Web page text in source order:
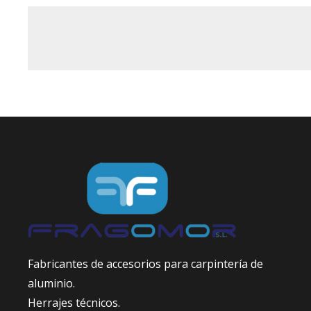
Fabricantes de accesorios para carpintería de
aluminio.
Herrajes técnicos.